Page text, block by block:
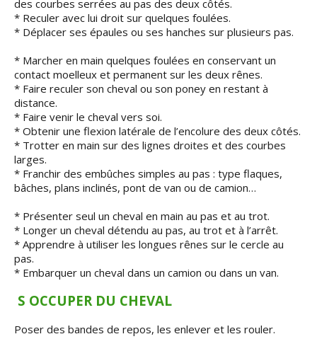
des courbes serrées au pas des deux côtés.
* Reculer avec lui droit sur quelques foulées.
* Déplacer ses épaules ou ses hanches sur plusieurs pas.
* Marcher en main quelques foulées en conservant un
contact moelleux et permanent sur les deux rênes.
* Faire reculer son cheval ou son poney en restant à
distance.
* Faire venir le cheval vers soi.
* Obtenir une flexion latérale de l’encolure des deux côtés.
* Trotter en main sur des lignes droites et des courbes
larges.
* Franchir des embûches simples au pas : type flaques,
bâches, plans inclinés, pont de van ou de camion…
* Présenter seul un cheval en main au pas et au trot.
* Longer un cheval détendu au pas, au trot et à l’arrêt.
* Apprendre à utiliser les longues rênes sur le cercle au
pas.
* Embarquer un cheval dans un camion ou dans un van.
S OCCUPER DU CHEVAL
Poser des bandes de repos, les enlever et les rouler.